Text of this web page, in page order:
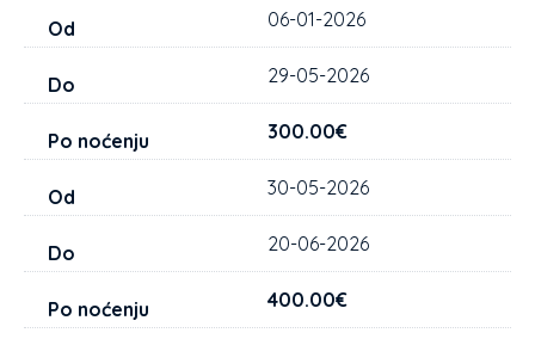
06-01-2026
29-05-2026
300.00€
30-05-2026
20-06-2026
400.00€